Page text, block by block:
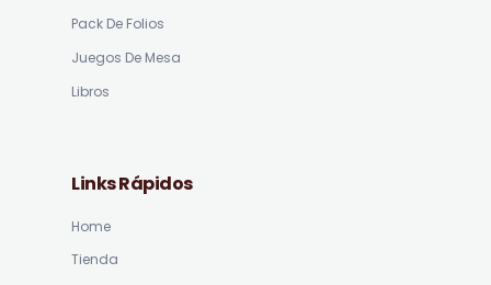
Pack De Folios
Juegos De Mesa
Libros
Links Rápidos
Home
Tienda